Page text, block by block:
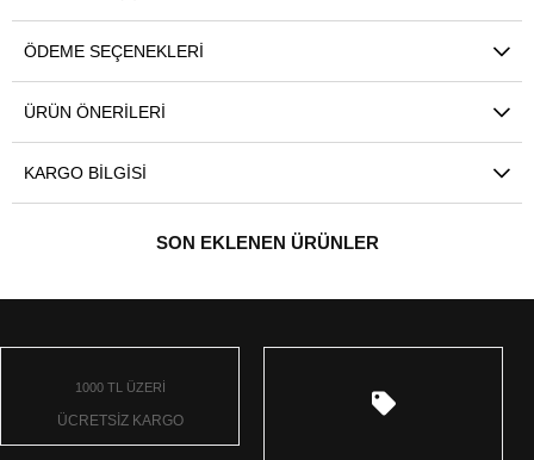
ÖDEME SEÇENEKLERI
ÜRÜN ÖNERILERI
KARGO BILGISI
SON EKLENEN ÜRÜNLER
1000 TL ÜZERİ
ÜCRETSİZ KARGO